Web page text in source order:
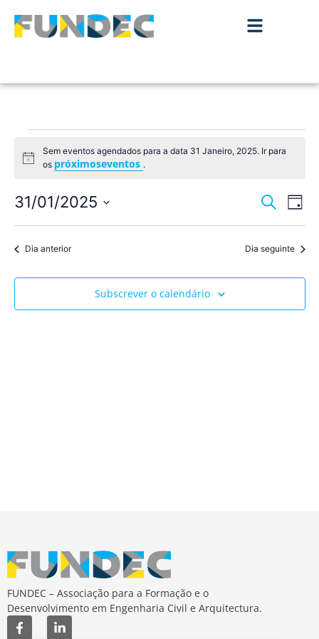
Aviso
Sem eventos agendados para a data 31 Janeiro, 2025. Ir para
os próximoseventos .
de
e
Pesquisar
de
de
Dia
31/01/2025
a
data.Dia anterior Dia seguinte
Subscrever o calendário
FUNDEC – Associação para a Formação e o
Desenvolvimento em Engenharia Civil e Arquitectura.